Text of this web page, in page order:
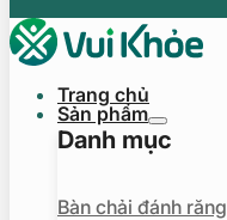
Trang chủ
Sản phẩm
Danh mục
Bàn chải đánh răng